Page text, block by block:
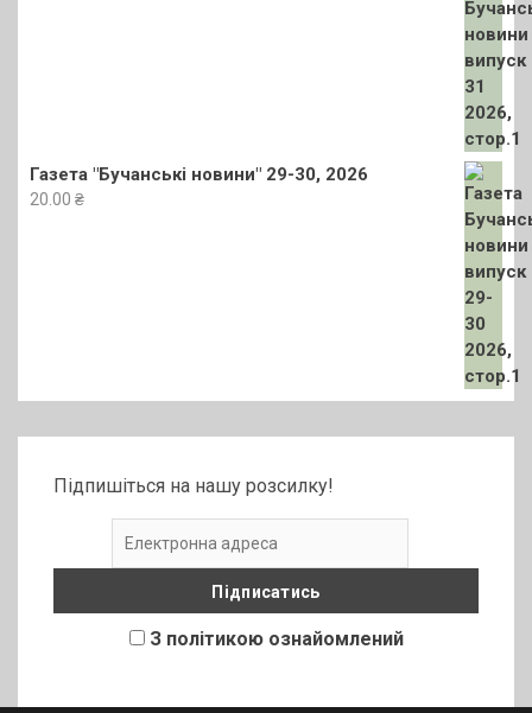
Газета "Бучанські новини" 29-30, 2026
20.00 ₴
Підпишіться на нашу розсилку!
З політикою ознайомлений